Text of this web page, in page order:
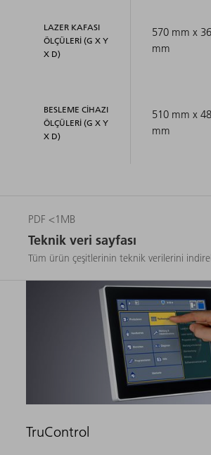
LAZER KAFASI
ÖLÇÜLERI (G X Y
X D)
BESLEME CIHAZI
ÖLÇÜLERI (G X Y
X D)
570 mm x
mm
510 mm x
mm
PDF <1MB
Teknik veri sayfası
Tüm ürün çeşitlerinin teknik verilerini
TruControl